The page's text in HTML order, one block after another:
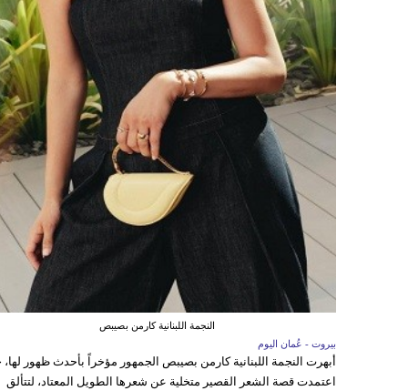
النجمة اللبنانية كارمن بصيبص
بيروت - عُمان اليوم
أبهرت النجمة اللبنانية كارمن بصيبص الجمهور مؤخراً بأحدث ظهور
اعتمدت قصة الشعر القصير متخلية عن شعرها الطويل المعتاد، لتتألق